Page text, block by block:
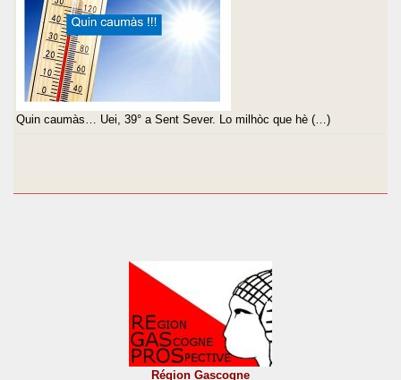
Quin caumàs… Uei, 39° a Sent Sever. Lo milhòc que hè (…)
Région Gascogne